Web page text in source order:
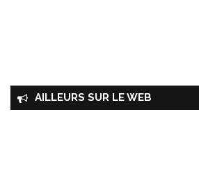
AILLEURS SUR LE WEB